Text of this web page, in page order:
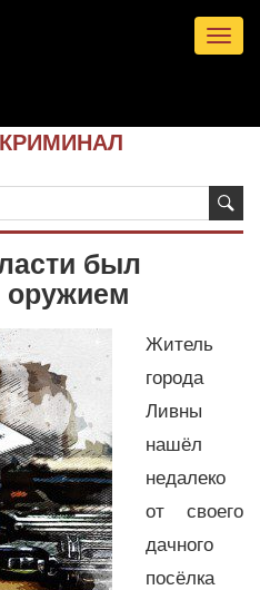
был
оружием
Житель
города
Ливны
нашёл
недалеко
от своего
дачного
посёлка